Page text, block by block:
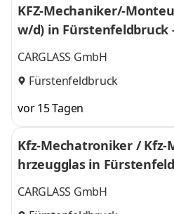
KFZ-Mechaniker/-
w/d) in Fürstenfeldbruck
eiger – 774
CARGLASS GmbH
Fürstenfeldbruck
vor 15 Tagen
Kfz-Mechatroniker / Kfz-
hrzeugglas in
ereinstieg - 774
CARGLASS GmbH